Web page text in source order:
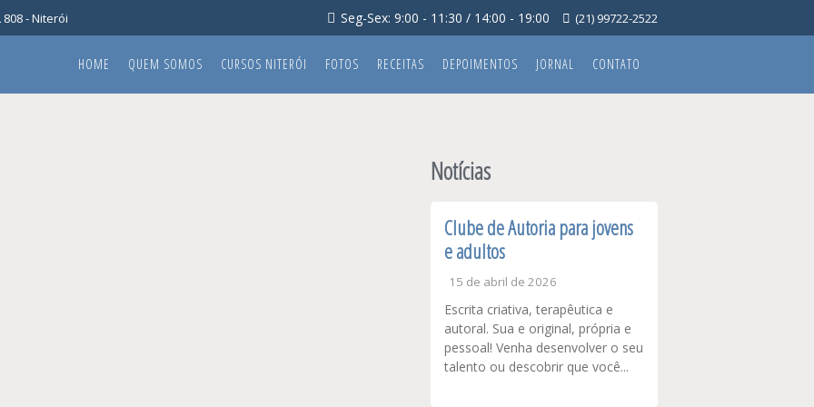
- Niterói Seg-Sex: 9:00 - 11:30 / 14:00 - 19:00 (21) 99722-2522
HOME QUEM SOMOS CURSOS NITERÓI FOTOS RECEITAS DEPOIMENTOS JORNAL CONTATO
Notícias
Clube de Autoria para jovens
e adultos
15 de abril de 2026
Escrita criativa, terapêutica e
autoral. Sua e original, própria e
pessoal! Venha desenvolver o seu
talento ou descobrir que você...